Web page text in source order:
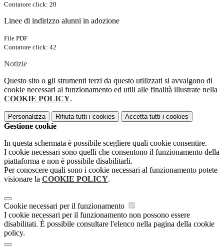
Contatore click: 20
Linee di indirizzo alunni in adozione
File PDF
Contatore click: 42
Notizie
Questo sito o gli strumenti terzi da questo utilizzati si avvalgono di
cookie necessari al funzionamento ed utili alle finalità illustrate nella
COOKIE POLICY.
Personalizza Rifiuta tutti i cookies Accetta tutti i cookies
Gestione cookie
In questa schermata è possibile scegliere quali cookie consentire.
I cookie necessari sono quelli che consentono il funzionamento della
piattaforma e non è possibile disabilitarli.
Per conoscere quali sono i cookie necessari al funzionamento potete
visionare la COOKIE POLICY.
Cookie necessari per il funzionamento
I cookie necessari per il funzionamento non possono essere
disabilitati. È possibile consultare l'elenco nella pagina della cookie
policy.